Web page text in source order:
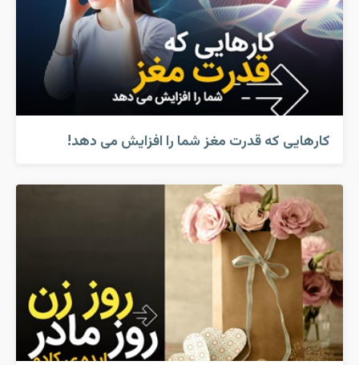
کارهایی که قدرت مغز شما را افزایش می دهد!